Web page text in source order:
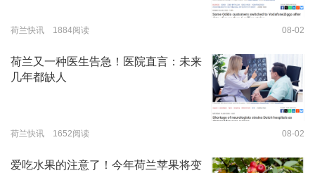
荷兰快讯 1884阅读 08-02
荷兰又一种医生告急！医院直言：未来
几年都缺人
荷兰快讯 1652阅读 08-02
爱吃水果的注意了！今年荷兰苹果将变